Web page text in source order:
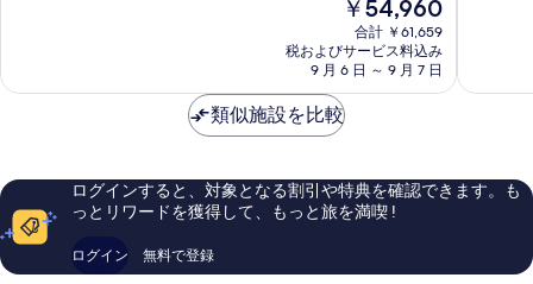
パ
良
ミ
件
件
在
の
料
金
は
￥54,960
￥54,960
合計 ￥61,659
税およびサービス料込み
9 月 6 日 ～ 9 月 7 日
ン
良
ミ
302
類似施設を比較
ログインすると、対象となる割引や特典を確認できます。も
っとリワードを獲得して、もっと旅を満喫 !
ログイン 無料で登録